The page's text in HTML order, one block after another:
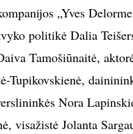
„Yves
politikė Dalia
Tamošiūnaitė,
Tupikovskienė,
Nora
visažistė Jolanta